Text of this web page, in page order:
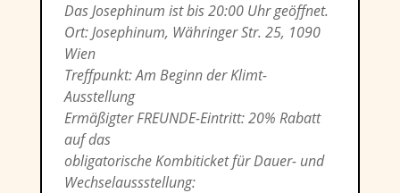
Das Josephinum ist bis 20:00 Uhr geöffnet.
Ort: Josephinum, Währinger Str. 25, 1090
Wien
Treffpunkt: Am Beginn der Klimt-
Ausstellung
Ermäßigter FREUNDE-Eintritt: 20% Rabatt
auf das
obligatorische Kombiticket für Dauer- und
Wechselaussstellung: